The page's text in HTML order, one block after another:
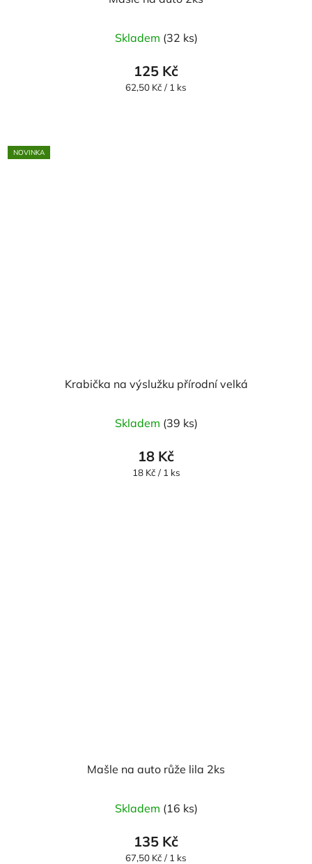
Skladem (32 ks)
125 Kč
Měrná
62,50 Kč / 1 ks
NOVINKA
Krabička na výslužku přírodní velká
Skladem (39 ks)
18 Kč
Měrná
18 Kč / 1 ks
Mašle na auto růže lila 2ks
Skladem (16 ks)
135 Kč
Měrná
67,50 Kč / 1 ks